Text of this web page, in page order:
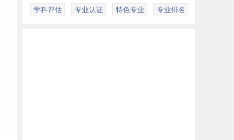
学科评估 专业认证 特色专业 专业排名